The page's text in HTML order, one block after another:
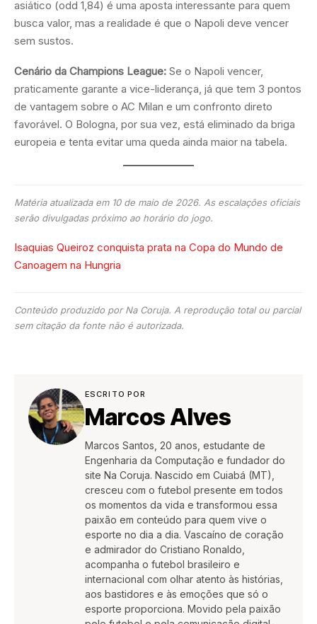
asiático (odd 1,84) é uma aposta interessante para quem
busca valor, mas a realidade é que o Napoli deve vencer
sem sustos.
Cenário da Champions League: Se o Napoli vencer,
praticamente garante a vice-liderança, já que tem 3 pontos
de vantagem sobre o AC Milan e um confronto direto
favorável. O Bologna, por sua vez, está eliminado da briga
europeia e tenta evitar uma queda ainda maior na tabela.
Matéria atualizada em 10 de maio de 2026. As escalações oficiais
serão divulgadas próximo ao horário do jogo.
Isaquias Queiroz conquista prata na Copa do Mundo de
Canoagem na Hungria
Conteúdo produzido por Na Coruja. A reprodução total ou parcial
sem citação da fonte não é autorizada.
ESCRITO POR
Marcos Alves
Marcos Santos, 20 anos, estudante de
Engenharia da Computação e fundador do
site Na Coruja. Nascido em Cuiabá (MT),
cresceu com o futebol presente em todos
os momentos da vida e transformou essa
paixão em conteúdo para quem vive o
esporte no dia a dia. Vascaíno de coração
e admirador do Cristiano Ronaldo,
acompanha o futebol brasileiro e
internacional com olhar atento às histórias,
aos bastidores e às emoções que só o
esporte proporciona. Movido pela paixão